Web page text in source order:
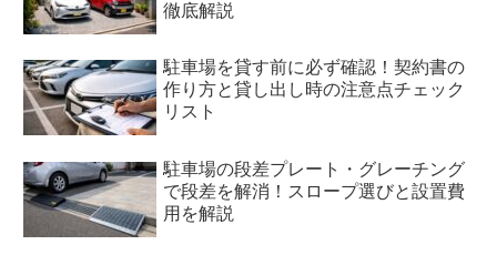
徹底解説
駐車場を貸す前に必ず確認！契約書の
作り方と貸し出し時の注意点チェック
リスト
駐車場の段差プレート・グレーチング
で段差を解消！スロープ選びと設置費
用を解説